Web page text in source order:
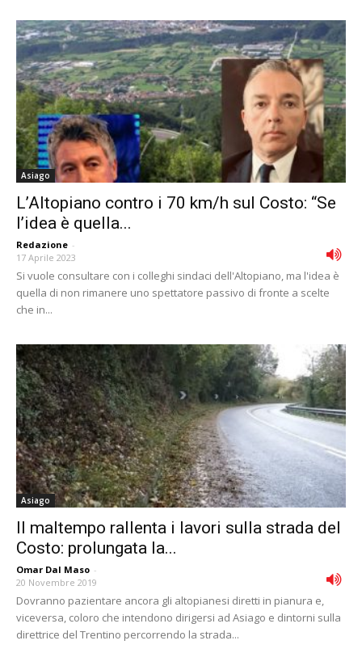
Asiago
L’Altopiano contro i 70 km/h sul Costo: “Se
l’idea è quella...
Redazione -
17 Aprile 2023
Si vuole consultare con i colleghi sindaci dell'Altopiano, ma l'idea è
quella di non rimanere uno spettatore passivo di fronte a scelte
che in...
Asiago
Il maltempo rallenta i lavori sulla strada del
Costo: prolungata la...
Omar Dal Maso -
20 Novembre 2019
Dovranno pazientare ancora gli altopianesi diretti in pianura e,
viceversa, coloro che intendono dirigersi ad Asiago e dintorni sulla
direttrice del Trentino percorrendo la strada...